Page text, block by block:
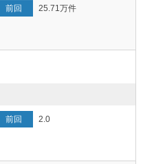
25.71万件
2.0